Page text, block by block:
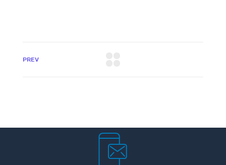
PREV